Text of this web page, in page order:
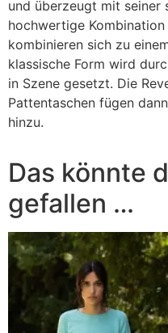
und überzeugt mit seiner
hochwertige
kombinieren sich zu
klassische Form wird
in Szene gesetzt. Die
Pattentaschen fügen
hinzu.
Das könnte
gefallen …